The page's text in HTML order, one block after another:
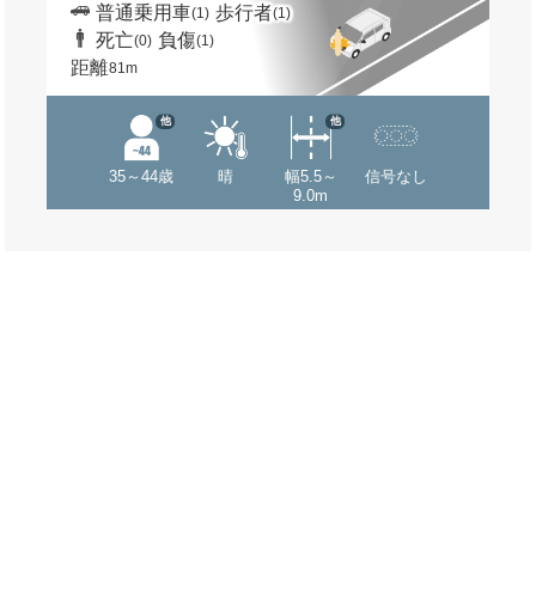
普通乗用車(1) 歩行者(1)
死亡(0) 負傷(1)
距離81m
35～44歳
他
晴
幅5.5～
9.0m
他
信号なし